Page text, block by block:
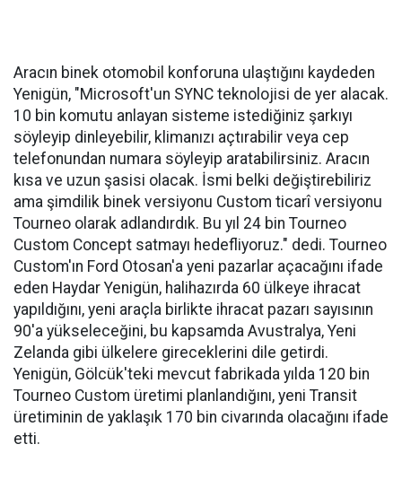
Aracın binek otomobil konforuna ulaştığını kaydeden
Yenigün, "Microsoft'un SYNC teknolojisi de yer alacak.
10 bin komutu anlayan sisteme istediğiniz şarkıyı
söyleyip dinleyebilir, klimanızı açtırabilir veya cep
telefonundan numara söyleyip aratabilirsiniz. Aracın
kısa ve uzun şasisi olacak. İsmi belki değiştirebiliriz
ama şimdilik binek versiyonu Custom ticarî versiyonu
Tourneo olarak adlandırdık. Bu yıl 24 bin Tourneo
Custom Concept satmayı hedefliyoruz." dedi. Tourneo
Custom'ın Ford Otosan'a yeni pazarlar açacağını ifade
eden Haydar Yenigün, halihazırda 60 ülkeye ihracat
yapıldığını, yeni araçla birlikte ihracat pazarı sayısının
90'a yükseleceğini, bu kapsamda Avustralya, Yeni
Zelanda gibi ülkelere gireceklerini dile getirdi.
Yenigün, Gölcük'teki mevcut fabrikada yılda 120 bin
Tourneo Custom üretimi planlandığını, yeni Transit
üretiminin de yaklaşık 170 bin civarında olacağını ifade
etti.